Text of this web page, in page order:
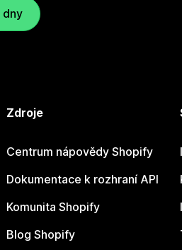
dny
Zdroje
Centrum nápovědy Shopify
Dokumentace k rozhraní API
Komunita Shopify
Blog Shopify